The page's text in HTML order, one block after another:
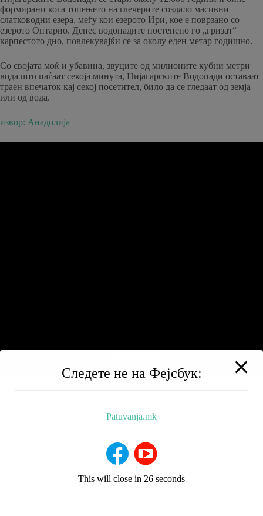
формирани кога топењето на глечерите создало масивни
слатководни езера, меѓу кои езерото Ири, кое е поврзано со
езерото Онтарио. Денес водопадите постепено го „гризат“
карпестото дно, повлекувајќи се за околу еден метар годишно.
Со својата моќ и убавина, звуците од милионите кубни метри
вода што паѓаат секоја минута, Нијагарските Водопади оставаат
траен впечаток кај секој посетител, било да се гледаат од земја
или од вода.
извор: Анадолија
BALKAN TRIP
НИЗ МАКЕДОНИЈА
Следете не на Фејсбук:
Patuvanja.mk
This will close in 26 seconds